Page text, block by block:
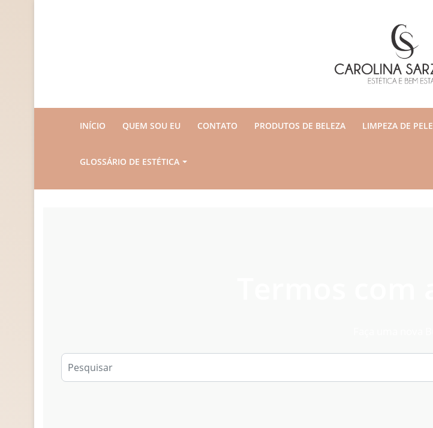
INÍCIO QUEM SOU EU CONTATO PRODUTOS DE BELEZA LIMPEZA DE PELE
GLOSSÁRIO DE ESTÉTICA